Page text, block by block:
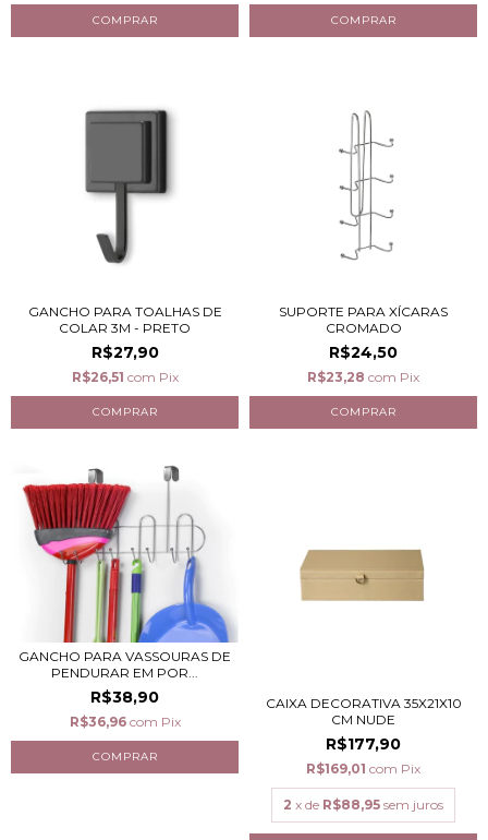
GANCHO PARA TOALHAS DE
COLAR 3M - PRETO
R$27,90
R$26,51 com Pix
SUPORTE PARA XÍCARAS
CROMADO
R$24,50
R$23,28 com Pix
GANCHO PARA VASSOURAS DE
PENDURAR EM POR...
R$38,90
R$36,96 com Pix
CAIXA DECORATIVA 35X21X10
CM NUDE
R$177,90
R$169,01 com Pix
2 x de R$88,95 sem juros